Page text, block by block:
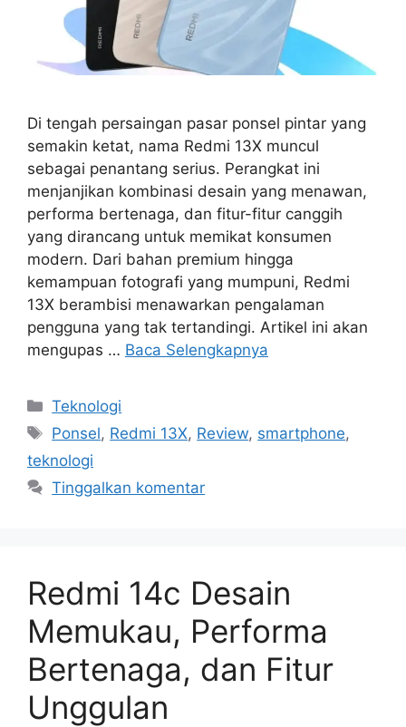
Di tengah persaingan pasar ponsel pintar yang
semakin ketat, nama Redmi 13X muncul
sebagai penantang serius. Perangkat ini
menjanjikan kombinasi desain yang menawan,
performa bertenaga, dan fitur-fitur canggih
yang dirancang untuk memikat konsumen
modern. Dari bahan premium hingga
kemampuan fotografi yang mumpuni, Redmi
13X berambisi menawarkan pengalaman
pengguna yang tak tertandingi. Artikel ini akan
mengupas … Baca Selengkapnya
Kategori
Teknologi
Tag
Ponsel, Redmi 13X, Review, smartphone,
teknologi
Tinggalkan komentar
Redmi 14c Desain
Memukau, Performa
Bertenaga, dan Fitur
Unggulan